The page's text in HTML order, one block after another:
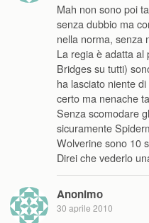
Mah non sono poi
senza dubbio ma
nella norma, senza
La regia è adatta al
Bridges su tutti)
ha lasciato niente
certo ma nenache
Senza scomodare
sicuramente
Wolverine sono 10
Direi che vederlo
Anonimo
30 aprile 2010